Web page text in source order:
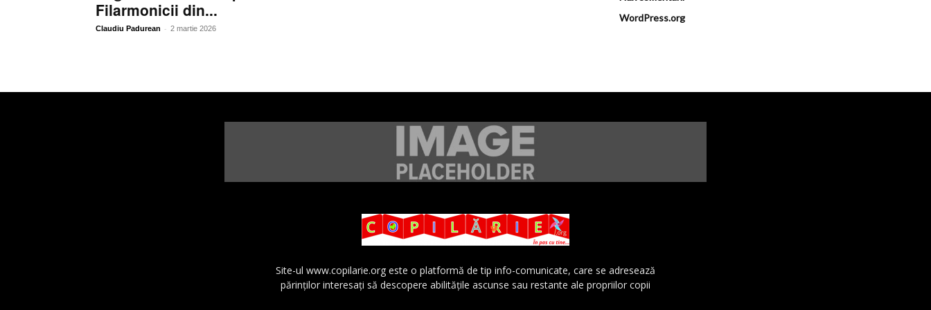
Filarmonicii din...
Claudiu Padurean - 2 martie 2026
WordPress.org
Site-ul www.copilarie.org este o platformă de tip info-comunicate, care se adresează
părinţilor interesaţi să descopere abilităţile ascunse sau restante ale propriilor copii